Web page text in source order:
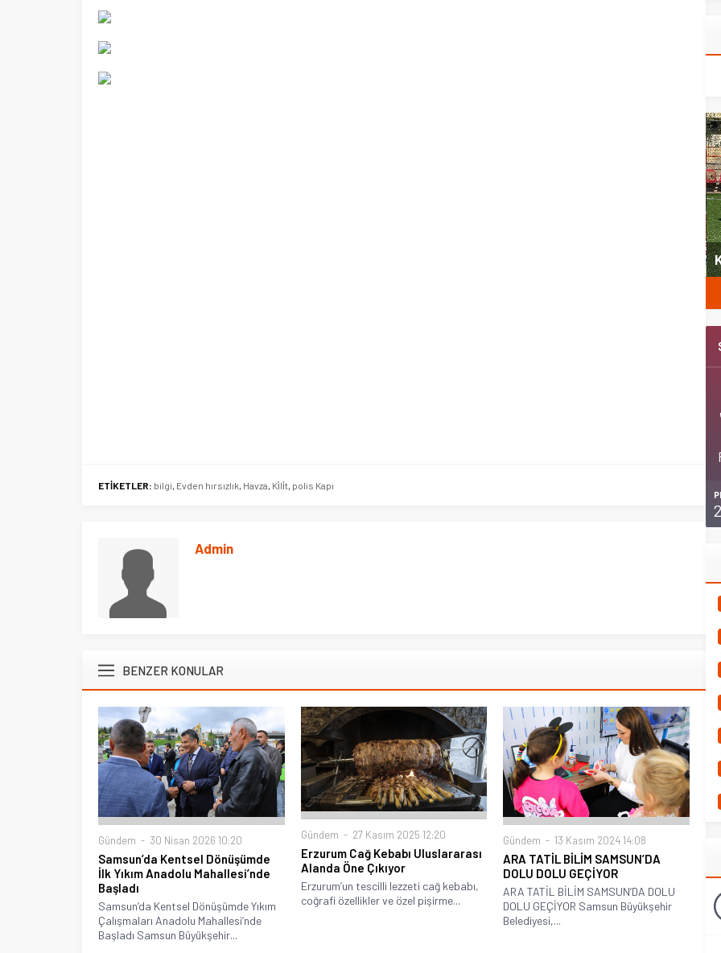
ETİKETLER: bilgi, Evden hırsızlık, Havza, Ki̇li̇t, polis Kapı
Admin
BENZER KONULAR
Gündem 30 Nisan 2026 10:20
Samsun’da Kentsel Dönüşümde
İlk Yıkım Anadolu Mahallesi’nde
Başladı
Samsun’da Kentsel Dönüşümde Yıkım
Çalışmaları Anadolu Mahallesi’nde
Başladı Samsun Büyükşehir...
Gündem 27 Kasım 2025 12:20
Erzurum Cağ Kebabı Uluslararası
Alanda Öne Çıkıyor
Erzurum’un tescilli lezzeti cağ kebabı,
coğrafi özellikler ve özel pişirme...
Gündem 13 Kasım 2024 14:08
ARA TATİL BİLİM SAMSUN’DA
DOLU DOLU GEÇİYOR
ARA TATİL BİLİM SAMSUN’DA DOLU
DOLU GEÇİYOR Samsun Büyükşehir
Belediyesi,...